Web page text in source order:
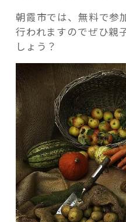
朝霞市では、無料で参
行われますのでぜひ親
しょう？